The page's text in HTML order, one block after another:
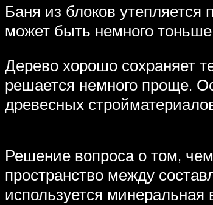
Баня из блоков утепляется
может быть немного
Дерево хорошо сохраняет
решается немного проще.
древесных
Решение вопроса о том,
пространство между
используется